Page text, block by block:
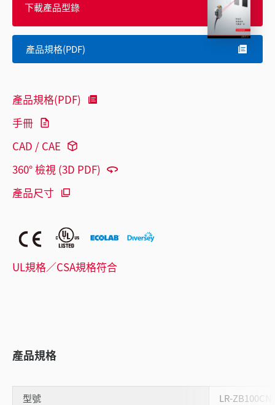
下載產品型錄
產品規格(PDF)
產品規格(PDF)
手冊
CAD / CAE
360° 檢視 (3D PDF)
產品尺寸
UL規格／CSA規格符合
產品規格
型號
LR-ZB100CN